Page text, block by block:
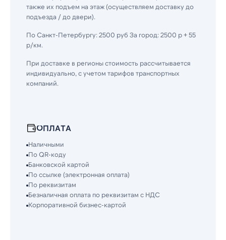
также их подъем на этаж (осуществляем доставку до
подъезда / до двери).
По Санкт-Петербургу: 2500 руб За город: 2500 р + 55
р/км.
При доставке в регионы стоимость рассчитывается
индивидуально, с учетом тарифов транспортных
компаний.
ОПЛАТА
Наличными
По QR-коду
Банковской картой
По ссылке (электронная оплата)
По реквизитам
Безналичная оплата по реквизитам с НДС
Корпоративной бизнес-картой